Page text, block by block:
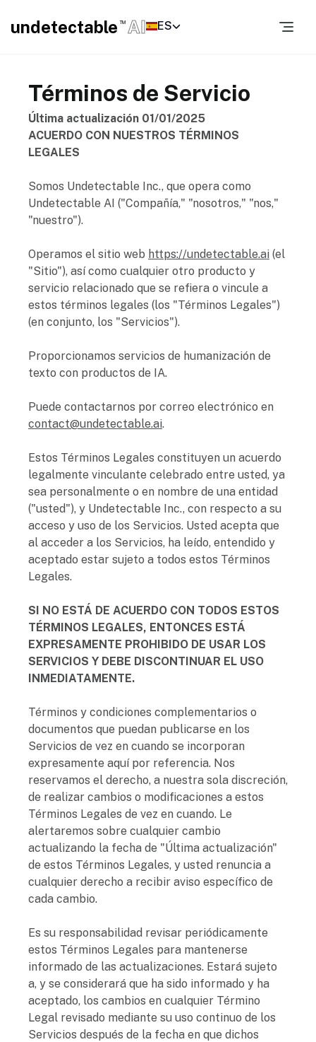
undetectable TM AI ES
Términos de Servicio
Última actualización 01/01/2025
ACUERDO CON NUESTROS TÉRMINOS
LEGALES
Somos Undetectable Inc., que opera como
Undetectable AI ("Compañía," "nosotros," "nos,"
"nuestro").
Operamos el sitio web https://undetectable.ai (el
"Sitio"), así como cualquier otro producto y
servicio relacionado que se refiera o vincule a
estos términos legales (los "Términos Legales")
(en conjunto, los "Servicios").
Proporcionamos servicios de humanización de
texto con productos de IA.
Puede contactarnos por correo electrónico en
contact@undetectable.ai.
Estos Términos Legales constituyen un acuerdo
legalmente vinculante celebrado entre usted, ya
sea personalmente o en nombre de una entidad
("usted"), y Undetectable Inc., con respecto a su
acceso y uso de los Servicios. Usted acepta que
al acceder a los Servicios, ha leído, entendido y
aceptado estar sujeto a todos estos Términos
Legales.
SI NO ESTÁ DE ACUERDO CON TODOS ESTOS
TÉRMINOS LEGALES, ENTONCES ESTÁ
EXPRESAMENTE PROHIBIDO DE USAR LOS
SERVICIOS Y DEBE DISCONTINUAR EL USO
INMEDIATAMENTE.
Términos y condiciones complementarios o
documentos que puedan publicarse en los
Servicios de vez en cuando se incorporan
expresamente aquí por referencia. Nos
reservamos el derecho, a nuestra sola discreción,
de realizar cambios o modificaciones a estos
Términos Legales de vez en cuando. Le
alertaremos sobre cualquier cambio
actualizando la fecha de "Última actualización"
de estos Términos Legales, y usted renuncia a
cualquier derecho a recibir aviso específico de
cada cambio.
Es su responsabilidad revisar periódicamente
estos Términos Legales para mantenerse
informado de las actualizaciones. Estará sujeto
a, y se considerará que ha sido informado y ha
aceptado, los cambios en cualquier Término
Legal revisado mediante su uso continuo de los
Servicios después de la fecha en que dichos